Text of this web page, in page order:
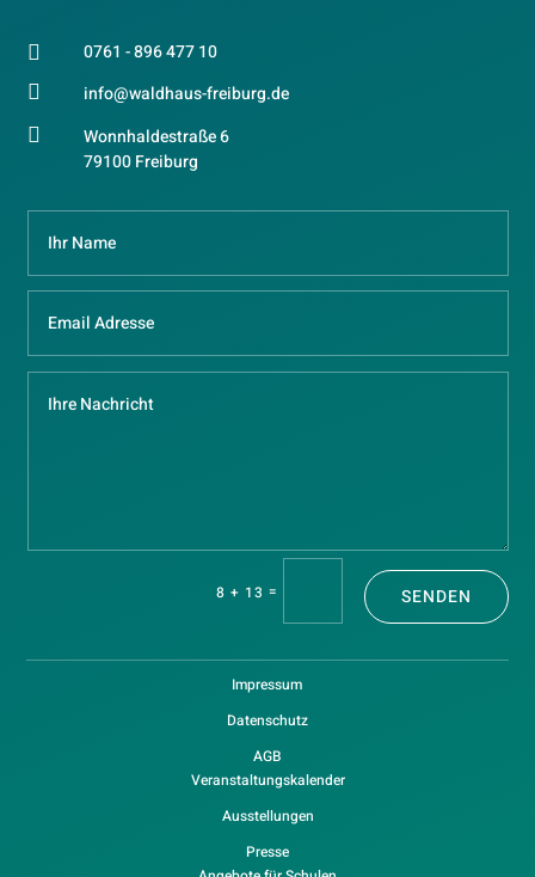
 0761 - 896 477 10
 info@waldhaus-freiburg.de

Wonnhaldestraße 6
79100 Freiburg
8 + 13 = SENDEN
Impressum
Datenschutz
AGB
Veranstaltungskalender
Ausstellungen
Presse